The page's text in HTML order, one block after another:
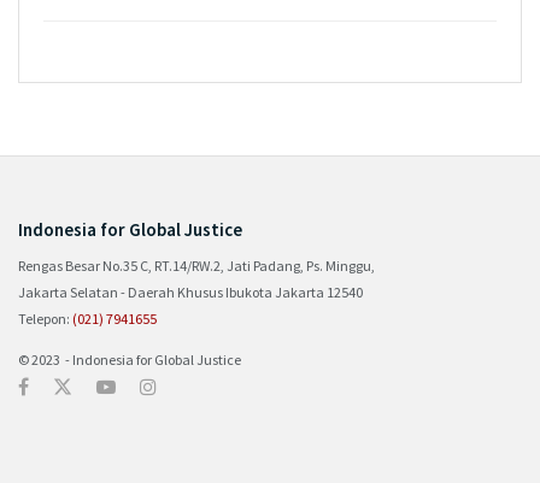
Indonesia for Global Justice
Rengas Besar No.35 C, RT.14/RW.2, Jati Padang, Ps. Minggu,
Jakarta Selatan - Daerah Khusus Ibukota Jakarta 12540
Telepon: (021) 7941655
© 2023 - Indonesia for Global Justice